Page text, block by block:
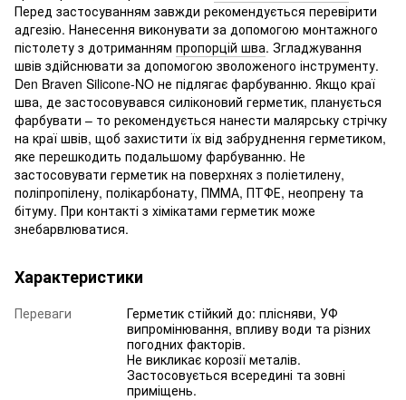
Перед застосуванням завжди рекомендується перевірити
адгезію. Нанесення виконувати за допомогою монтажного
пістолету з дотриманням пропорцій шва. Згладжування
швів здійснювати за допомогою зволоженого інструменту.
Den Braven Silicone-NO не підлягає фарбуванню. Якщо краї
шва, де застосовувався силіконовий герметик, планується
фарбувати – то рекомендується нанести малярську стрічку
на краї швів, щоб захистити їх від забруднення герметиком,
яке перешкодить подальшому фарбуванню. Не
застосовувати герметик на поверхнях з поліетилену,
поліпропілену, полікарбонату, ПММА, ПТФЕ, неопрену та
бітуму. При контакті з хімікатами герметик може
знебарвлюватися.
Характеристики
Переваги
Герметик стійкий до: плісняви, УФ
випромінювання, впливу води та різних
погодних факторів.
Не викликає корозії металів.
Застосовується всередині та зовні
приміщень.